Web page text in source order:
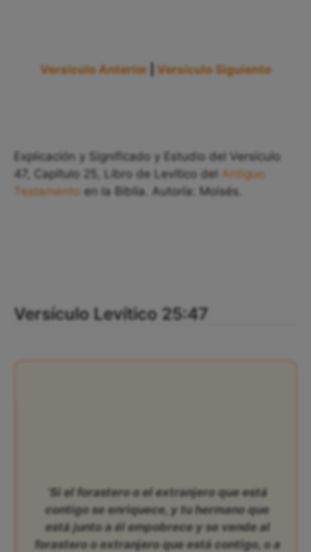
Versículo Anterior Versículo Siguiente
Explicación y Significado y Estudio del Versículo
47, Capítulo 25, Libro de Levítico del Antiguo
Testamento en la Biblia. Autoría: Moisés.
Versículo Levítico 25:47
‘Si el forastero o el extranjero que está
contigo se enriquece, y tu hermano que
está junto a él empobrece y se vende al
forastero o extranjero que está contigo, o a